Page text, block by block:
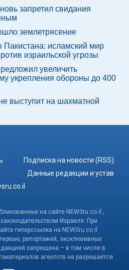
запретил свидания
землетрясение
Пакистана: исламский мир
израильской угрозы
увеличить
укрепления обороны до 400
выступит на шахматной
Подписка на новости (RSS)
Данные редакции и устав
на сайте NEWSru.co.il ,
Израиля. При
гиперссылка на NEWSru.co.il
репортажей, эксклюзивных
запрещена – в том числе в
агентств не разрешается.